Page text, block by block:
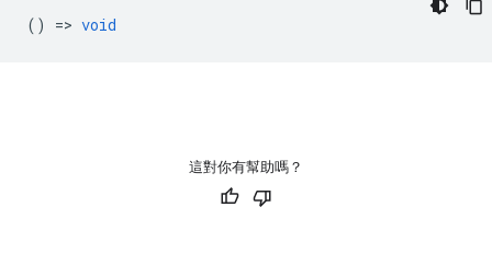
() => void
這對你有幫助嗎？